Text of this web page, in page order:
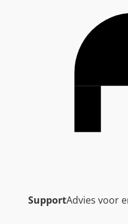
SupportAdvies voor